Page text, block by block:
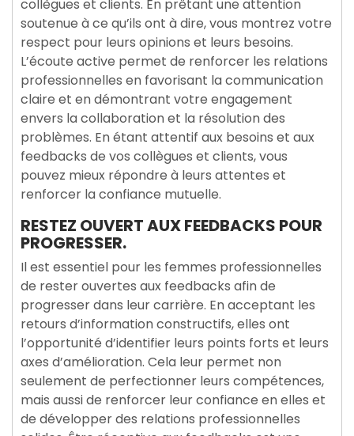
collègues et clients. En prêtant une attention
soutenue à ce qu’ils ont à dire, vous montrez votre
respect pour leurs opinions et leurs besoins.
L’écoute active permet de renforcer les relations
professionnelles en favorisant la communication
claire et en démontrant votre engagement
envers la collaboration et la résolution des
problèmes. En étant attentif aux besoins et aux
feedbacks de vos collègues et clients, vous
pouvez mieux répondre à leurs attentes et
renforcer la confiance mutuelle.
RESTEZ OUVERT AUX FEEDBACKS POUR
PROGRESSER.
Il est essentiel pour les femmes professionnelles
de rester ouvertes aux feedbacks afin de
progresser dans leur carrière. En acceptant les
retours d’information constructifs, elles ont
l’opportunité d’identifier leurs points forts et leurs
axes d’amélioration. Cela leur permet non
seulement de perfectionner leurs compétences,
mais aussi de renforcer leur confiance en elles et
de développer des relations professionnelles